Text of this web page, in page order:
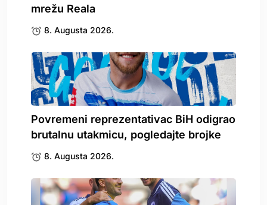
mrežu Reala
8. Augusta 2026.
Povremeni reprezentativac BiH odigrao
brutalnu utakmicu, pogledajte brojke
8. Augusta 2026.